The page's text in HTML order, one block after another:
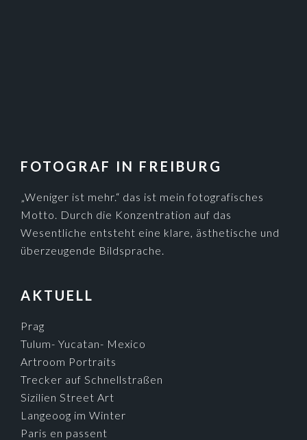
FOTOGRAF IN FREIBURG
„Weniger ist mehr.“ das ist mein fotografisches
Motto. Durch die Konzentration auf das
Wesentliche entsteht eine klare, ästhetische und
überzeugende Bildsprache.
AKTUELL
Prag
Tulum- Yucatan- Mexico
Artroom Portraits
Trecker auf Schnellstraßen
Sizilien Street Art
Langeoog im Winter
Paris en passent